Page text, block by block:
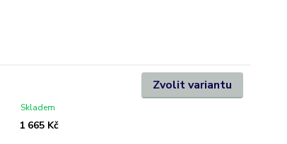
1 665 Kč
Skladem
Zvolit variantu